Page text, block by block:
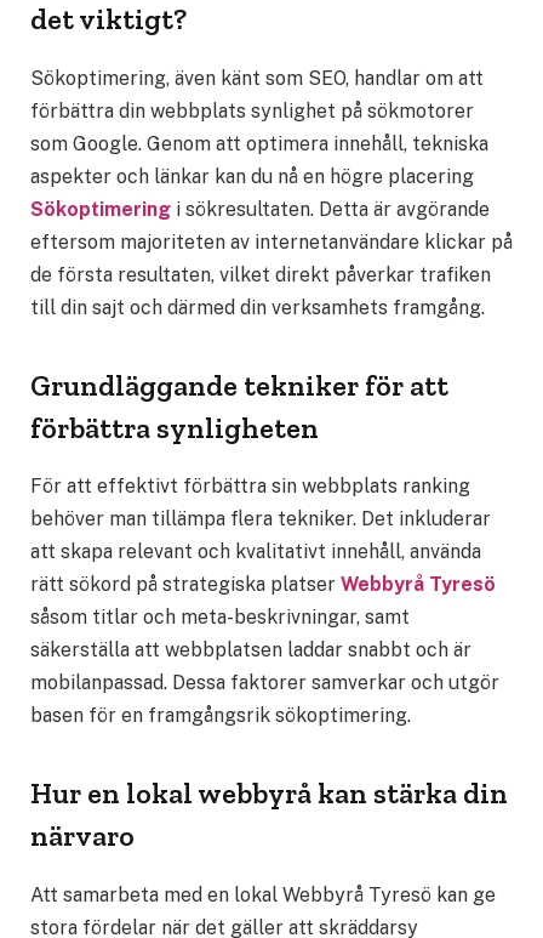
det viktigt?
Sökoptimering, även känt som SEO, handlar om att
förbättra din webbplats synlighet på sökmotorer
som Google. Genom att optimera innehåll, tekniska
aspekter och länkar kan du nå en högre placering
Sökoptimering i sökresultaten. Detta är avgörande
eftersom majoriteten av internetanvändare klickar på
de första resultaten, vilket direkt påverkar trafiken
till din sajt och därmed din verksamhets framgång.
Grundläggande tekniker för att
förbättra synligheten
För att effektivt förbättra sin webbplats ranking
behöver man tillämpa flera tekniker. Det inkluderar
att skapa relevant och kvalitativt innehåll, använda
rätt sökord på strategiska platser Webbyrå Tyresö
såsom titlar och meta-beskrivningar, samt
säkerställa att webbplatsen laddar snabbt och är
mobilanpassad. Dessa faktorer samverkar och utgör
basen för en framgångsrik sökoptimering.
Hur en lokal webbyrå kan stärka din
närvaro
Att samarbeta med en lokal Webbyrå Tyresö kan ge
stora fördelar när det gäller att skräddarsy